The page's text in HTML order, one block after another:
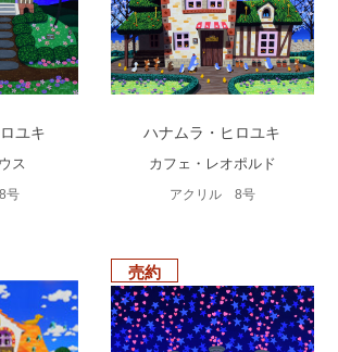
ユキ
ス
号
ハナムラ・ヒロユキ
カフェ・レオポルド
アクリル 8号
売約